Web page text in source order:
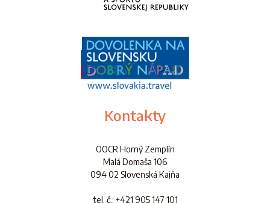
Kontakty
OOCR Horný Zemplín
Malá Domaša 106
094 02 Slovenská Kajňa
tel. č.: +421 905 147 101